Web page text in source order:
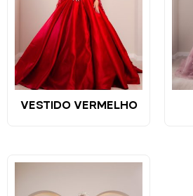
VESTIDO VERMELHO